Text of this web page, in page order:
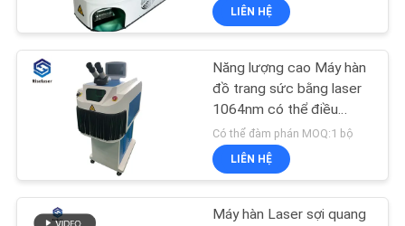
LIÊN HỆ
Năng lượng cao Máy hàn
đồ trang sức bằng laser
1064nm có thể điều
chỉnh Kích thước khớp
hàn
Có thể đàm phán MOQ:1 bộ
LIÊN HỆ
Máy hàn Laser sợi quang